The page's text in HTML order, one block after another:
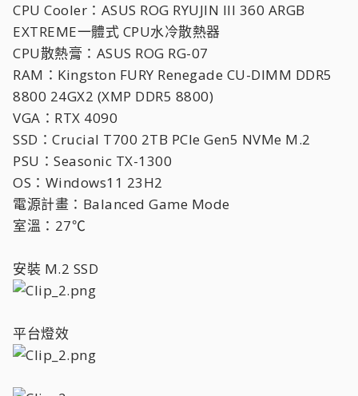
CPU Cooler：ASUS ROG RYUJIN III 360 ARGB
EXTREME一體式 CPU水冷散熱器
CPU散熱膏：ASUS ROG RG-07
RAM：Kingston FURY Renegade CU-DIMM DDR5
8800 24GX2 (XMP DDR5 8800)
VGA：RTX 4090
SSD：Crucial T700 2TB PCIe Gen5 NVMe M.2
PSU：Seasonic TX-1300
OS：Windows11 23H2
電源計畫：Balanced Game Mode
室溫：27℃
安裝 M.2 SSD
平台燈效